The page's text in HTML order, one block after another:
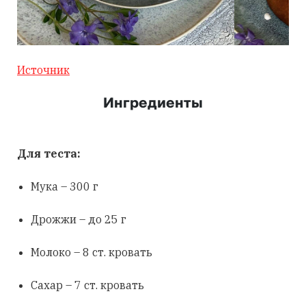
Источник
Ингредиенты
Для теста:
Мука – 300 г
Дрожжи – до 25 г
Молоко – 8 ст. кровать
Сахар – 7 ст. кровать